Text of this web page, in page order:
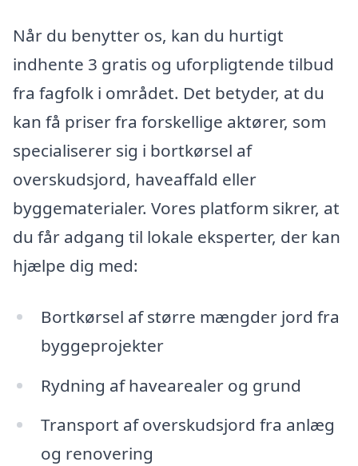
Når du benytter os, kan du hurtigt
indhente 3 gratis og uforpligtende tilbud
fra fagfolk i området. Det betyder, at du
kan få priser fra forskellige aktører, som
specialiserer sig i bortkørsel af
overskudsjord, haveaffald eller
byggematerialer. Vores platform sikrer, at
du får adgang til lokale eksperter, der kan
hjælpe dig med:
Bortkørsel af større mængder jord fra
byggeprojekter
Rydning af havearealer og grund
Transport af overskudsjord fra anlæg
og renovering